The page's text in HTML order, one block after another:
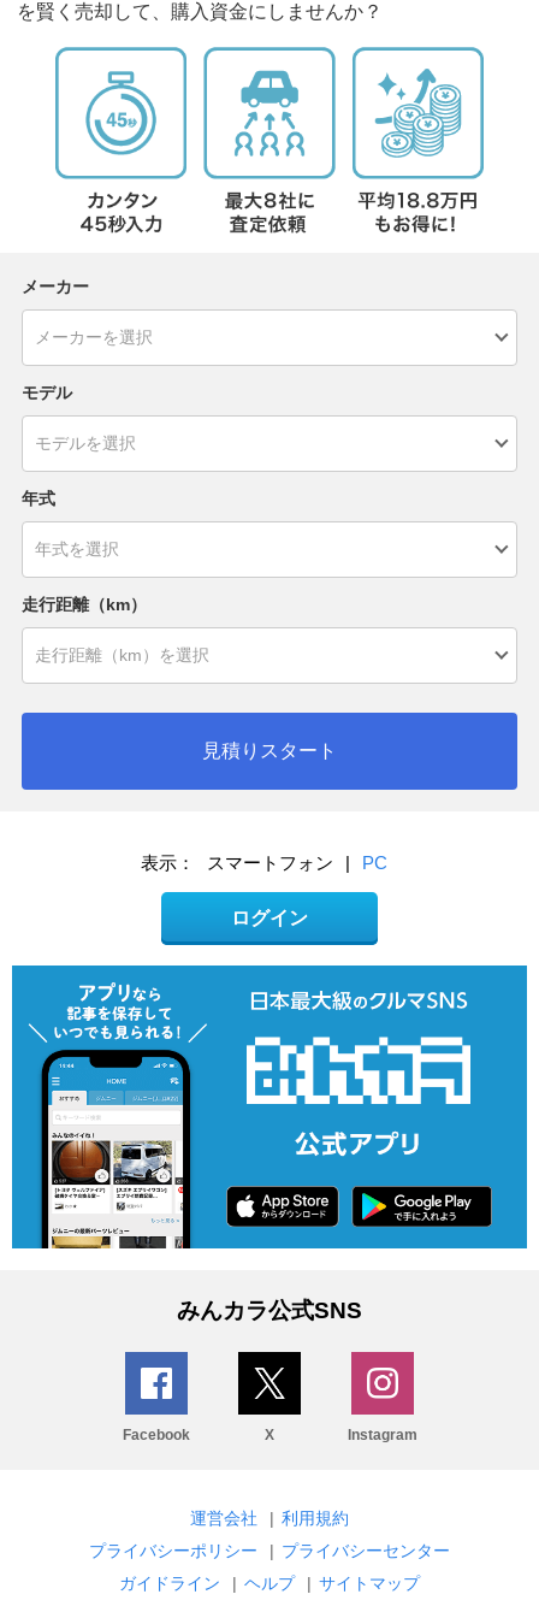
を賢く売却して、購入資金にしませんか？
メーカー
モデル
年式
走行距離（km）
見積りスタート
表示： スマートフォン | PC
ログイン
みんカラ公式SNS
Facebook X Instagram
運営会社 | 利用規約
プライバシーポリシー
| プライバシーセンター
ガイドライン
| ヘルプ | サイトマップ